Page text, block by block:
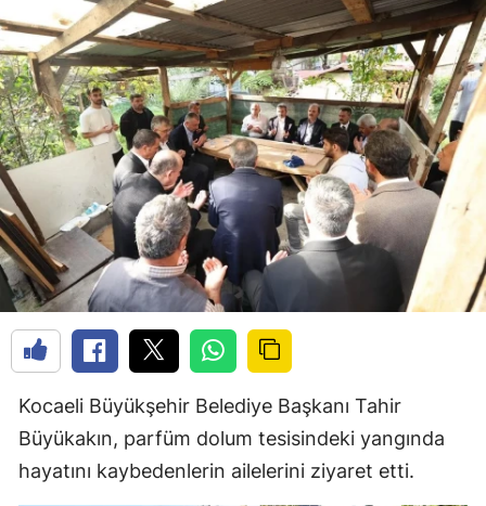
Kocaeli Büyükşehir Belediye Başkanı Tahir
Büyükakın, parfüm dolum tesisindeki yangında
hayatını kaybedenlerin ailelerini ziyaret etti.